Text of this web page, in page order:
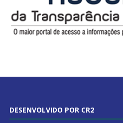
DESENVOLVIDO POR CR2